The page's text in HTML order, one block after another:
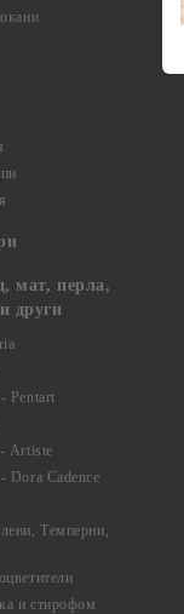
мат, перла,
други
Pentart
Artiste
Dora Cadence
Темперни,
и стирофом